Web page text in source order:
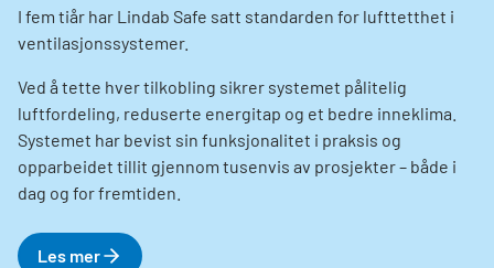
I fem tiår har Lindab Safe satt standarden for lufttetthet i
ventilasjonssystemer.
Ved å tette hver tilkobling sikrer systemet pålitelig
luftfordeling, reduserte energitap og et bedre inneklima.
Systemet har bevist sin funksjonalitet i praksis og
opparbeidet tillit gjennom tusenvis av prosjekter – både i
dag og for fremtiden.
Les mer